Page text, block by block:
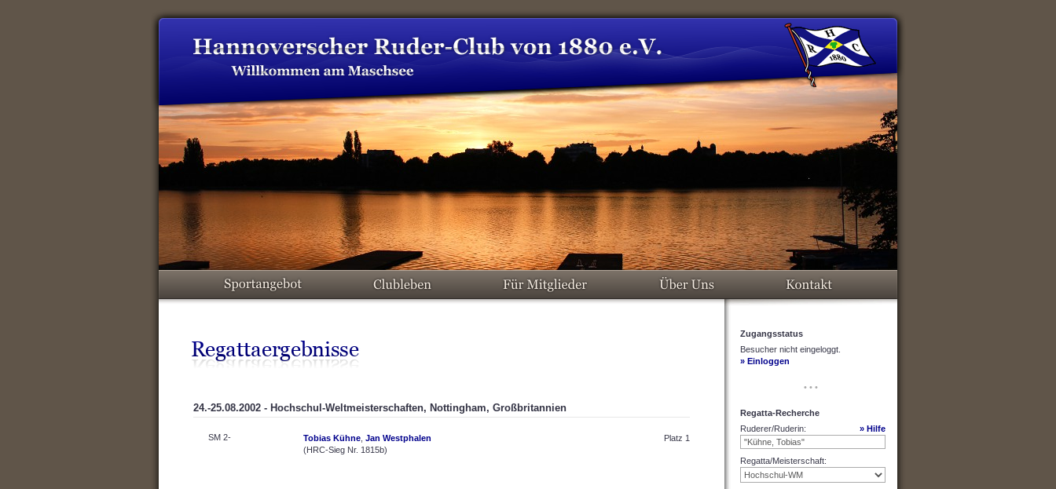
24.-25.08.2002 - Hochschul-Weltmeisterschaften, Nottingham, Großbritannien
SM 2- Tobias Kühne Jan Westphalen
(HRC-Sieg Nr. 1815b)
Platz 1
Zugangsstatus
Besucher nicht eingeloggt.
» Einloggen
• • •
Regatta-Recherche
» Hilfe
Ruderer/Ruderin:
Regatta/Meisterschaft: